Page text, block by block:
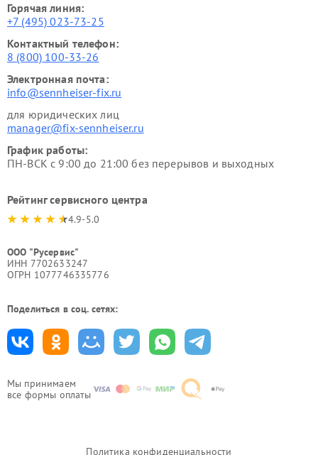
Мы принимаем
все формы оплаты
Горячая линия:
+7 (495) 023-73-25
Контактный телефон:
8 (800) 100-33-26
Электронная почта:
info@sennheiser-fix.ru
для юридических лиц
manager@fix-sennheiser.ru
График работы:
ПН-ВСК с 9:00 до 21:00 без перерывов и выходных
Рейтинг сервисного центра
4.9-5.0
ООО "Русервис"
ИНН 7702633247
ОГРН 1077746335776
Поделиться в соц. сетях:
Политика конфиденциальности